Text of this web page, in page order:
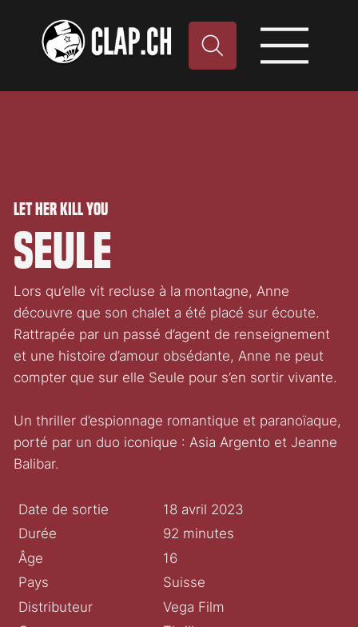
Let Her Kill You
Seule
Lors qu’elle vit recluse à la montagne, Anne
découvre que son chalet a été placé sur écoute.
Rattrapée par un passé d’agent de renseignement
et une histoire d’amour obsédante, Anne ne peut
compter que sur elle Seule pour s’en sortir vivante.
Un thriller d’espionnage romantique et paranoïaque,
porté par un duo iconique : Asia Argento et Jeanne
Balibar.
Date de sortie
18 avril 2023
Durée
92 minutes
Âge
16
Pays
Suisse
Distributeur
Vega Film